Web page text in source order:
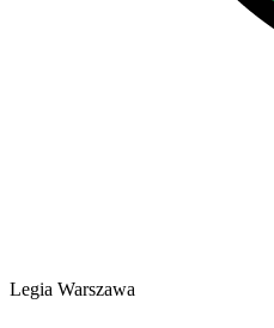
Legia Warszawa